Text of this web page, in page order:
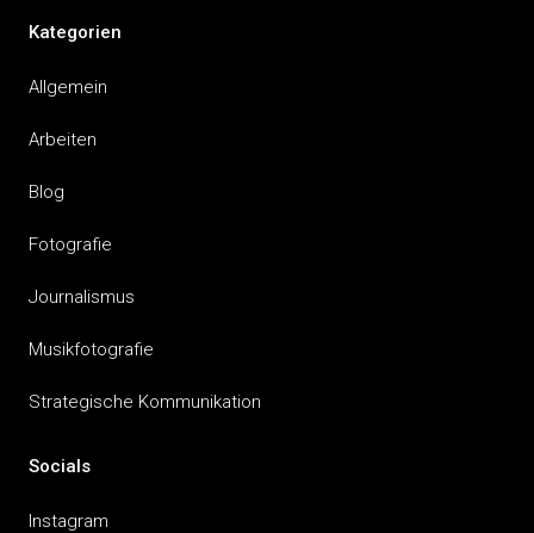
Kategorien
Allgemein
Arbeiten
Blog
Fotografie
Journalismus
Musikfotografie
Strategische Kommunikation
Socials
Instagram